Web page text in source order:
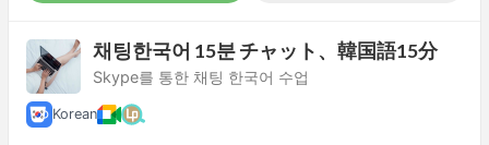
채팅한국어 15분 チャット、韓国語15分
Skype를 통한 채팅 한국어 수업
Korean